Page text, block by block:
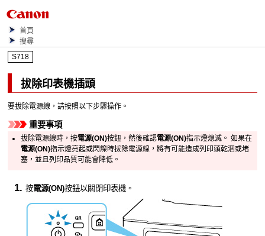
首頁
搜尋
S718
拔除印表機插頭
要拔除電源線，請按照以下步驟操作。
重要事項
拔除電源線時，按電源(ON)按鈕，然後確認電源(ON)指示燈熄滅。 如果在
電源(ON)指示燈亮起或閃爍時拔除電源線，將有可能造成列印頭乾涸或堵
塞，並且列印品質可能會降低。
按電源(ON)按鈕以關閉印表機 。